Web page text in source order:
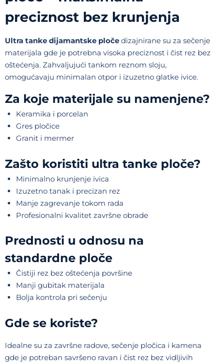
preciznost bez krunjenja
Ultra tanke dijamantske ploče dizajnirane su za sečenje
materijala gde je potrebna visoka preciznost i čist rez bez
oštećenja. Zahvaljujući tankom reznom sloju,
omogućavaju minimalan otpor i izuzetno glatke ivice.
Za koje materijale su namenjene?
Keramika i porcelan
Gres pločice
Granit i mermer
Zašto koristiti ultra tanke ploče?
Minimalno krunjenje ivica
Izuzetno tanak i precizan rez
Manje zagrevanje tokom rada
Profesionalni kvalitet završne obrade
Prednosti u odnosu na
standardne ploče
Čistiji rez bez oštećenja površine
Manji gubitak materijala
Bolja kontrola pri sečenju
Gde se koriste?
Idealne su za završne radove, sečenje pločica i kamena
gde je potreban savršeno ravan i čist rez bez vidljivih